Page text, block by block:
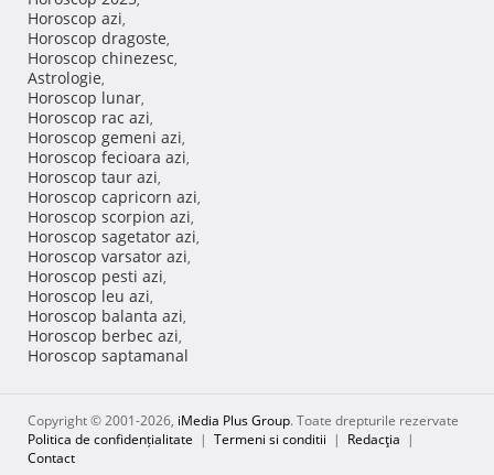
Horoscop azi,
Horoscop dragoste,
Horoscop chinezesc,
Astrologie,
Horoscop lunar,
Horoscop rac azi,
Horoscop gemeni azi,
Horoscop fecioara azi,
Horoscop taur azi,
Horoscop capricorn azi,
Horoscop scorpion azi,
Horoscop sagetator azi,
Horoscop varsator azi,
Horoscop pesti azi,
Horoscop leu azi,
Horoscop balanta azi,
Horoscop berbec azi,
Horoscop saptamanal
Copyright © 2001-2026, iMedia Plus Group. Toate drepturile rezervate
Politica de confidențialitate | Termeni si conditii | Redacţia |
Contact